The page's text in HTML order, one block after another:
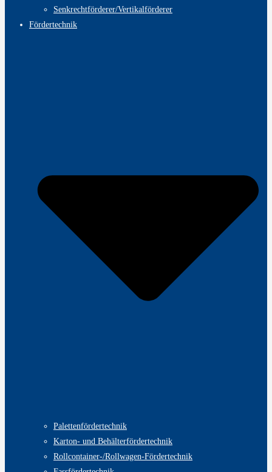
Senkrechtförderer/Vertikalförderer
Fördertechnik
Palettenfördertechnik
Karton- und Behälterfördertechnik
Rollcontainer-/Rollwagen-Fördertechnik